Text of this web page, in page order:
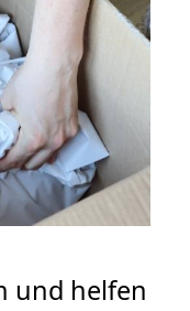
und helfen